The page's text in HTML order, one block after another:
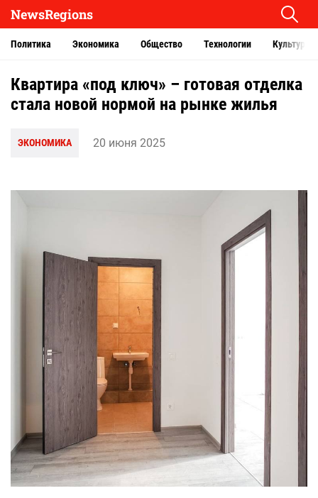
NewsRegions
Политика Экономика Общество Технологии Культура
Квартира «под ключ» – готовая отделка
стала новой нормой на рынке жилья
ЭКОНОМИКА 20 июня 2025